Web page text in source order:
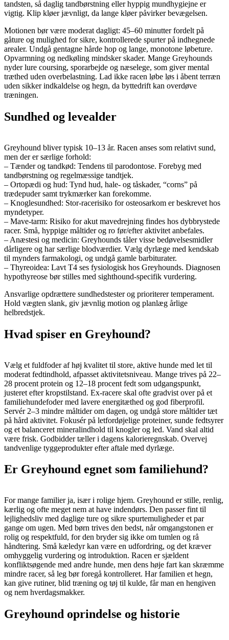
tandsten, så daglig tandbørstning eller hyppig mundhygiejne er
vigtig. Klip kløer jævnligt, da lange kløer påvirker bevægelsen.
Motionen bør være moderat dagligt: 45–60 minutter fordelt på
gåture og mulighed for sikre, kontrollerede spurter på indhegnede
arealer. Undgå gentagne hårde hop og lange, monotone løbeture.
Opvarmning og nedkøling mindsker skader. Mange Greyhounds
nyder lure coursing, sporarbejde og næselege, som giver mental
træthed uden overbelastning. Lad ikke racen løbe løs i åbent terræn
uden sikker indkaldelse og hegn, da byttedrift kan overdøve
træningen.
Sundhed og levealder
Greyhound bliver typisk 10–13 år. Racen anses som relativt sund,
men der er særlige forhold:
– Tænder og tandkød: Tendens til parodontose. Forebyg med
tandbørstning og regelmæssige tandtjek.
– Ortopædi og hud: Tynd hud, hale- og tåskader, “corns” på
trædepuder samt trykmærker kan forekomme.
– Knoglesundhed: Stor-racerisiko for osteosarkom er beskrevet hos
myndetyper.
– Mave-tarm: Risiko for akut mavedrejning findes hos dybbrystede
racer. Små, hyppige måltider og ro før/efter aktivitet anbefales.
– Anæstesi og medicin: Greyhounds tåler visse bedøvelsesmidler
dårligere og har særlige blodværdier. Vælg dyrlæge med kendskab
til mynders farmakologi, og undgå gamle barbiturater.
– Thyreoidea: Lavt T4 ses fysiologisk hos Greyhounds. Diagnosen
hypothyreose bør stilles med sighthound-specifik vurdering.
Ansvarlige opdrættere sundhedstester og prioriterer temperament.
Hold vægten slank, giv jævnlig motion og planlæg årlige
helbredstjek.
Hvad spiser en Greyhound?
Vælg et fuldfoder af høj kvalitet til store, aktive hunde med let til
moderat fedtindhold, afpasset aktivitetsniveau. Mange trives på 22–
28 procent protein og 12–18 procent fedt som udgangspunkt,
justeret efter kropstilstand. Ex-racere skal ofte gradvist over på et
familiehundefoder med lavere energitæthed og god fiberprofil.
Servér 2–3 mindre måltider om dagen, og undgå store måltider tæt
på hård aktivitet. Fokusér på letfordøjelige proteiner, sunde fedtsyrer
og et balanceret mineralindhold til knogler og led. Vand skal altid
være frisk. Godbidder tæller i dagens kalorieregnskab. Overvej
tandvenlige tyggeprodukter efter aftale med dyrlæge.
Er Greyhound egnet som familiehund?
For mange familier ja, især i rolige hjem. Greyhound er stille, renlig,
kærlig og ofte meget nem at have indendørs. Den passer fint til
lejlighedsliv med daglige ture og sikre spurtemuligheder et par
gange om ugen. Med børn trives den bedst, når omgangstonen er
rolig og respektfuld, for den bryder sig ikke om tumlen og rå
håndtering. Små kæledyr kan være en udfordring, og det kræver
omhyggelig vurdering og introduktion. Racen er sjældent
konfliktsøgende med andre hunde, men dens høje fart kan skræmme
mindre racer, så leg bør foregå kontrolleret. Har familien et hegn,
kan give rutiner, blid træning og tøj til kulde, får man en hengiven
og nem hverdagsmakker.
Greyhound oprindelse og historie